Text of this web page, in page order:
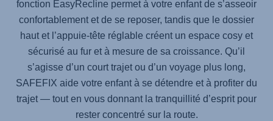
fonction EasyRecline permet à votre enfant de s’asseoir
confortablement et de se reposer, tandis que le dossier
haut et l’appuie-tête réglable créent un espace cosy et
sécurisé au fur et à mesure de sa croissance. Qu’il
s’agisse d’un court trajet ou d’un voyage plus long,
SAFEFIX aide votre enfant à se détendre et à profiter du
trajet — tout en vous donnant la tranquillité d’esprit pour
rester concentré sur la route.